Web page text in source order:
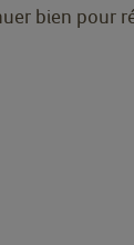
bien pour